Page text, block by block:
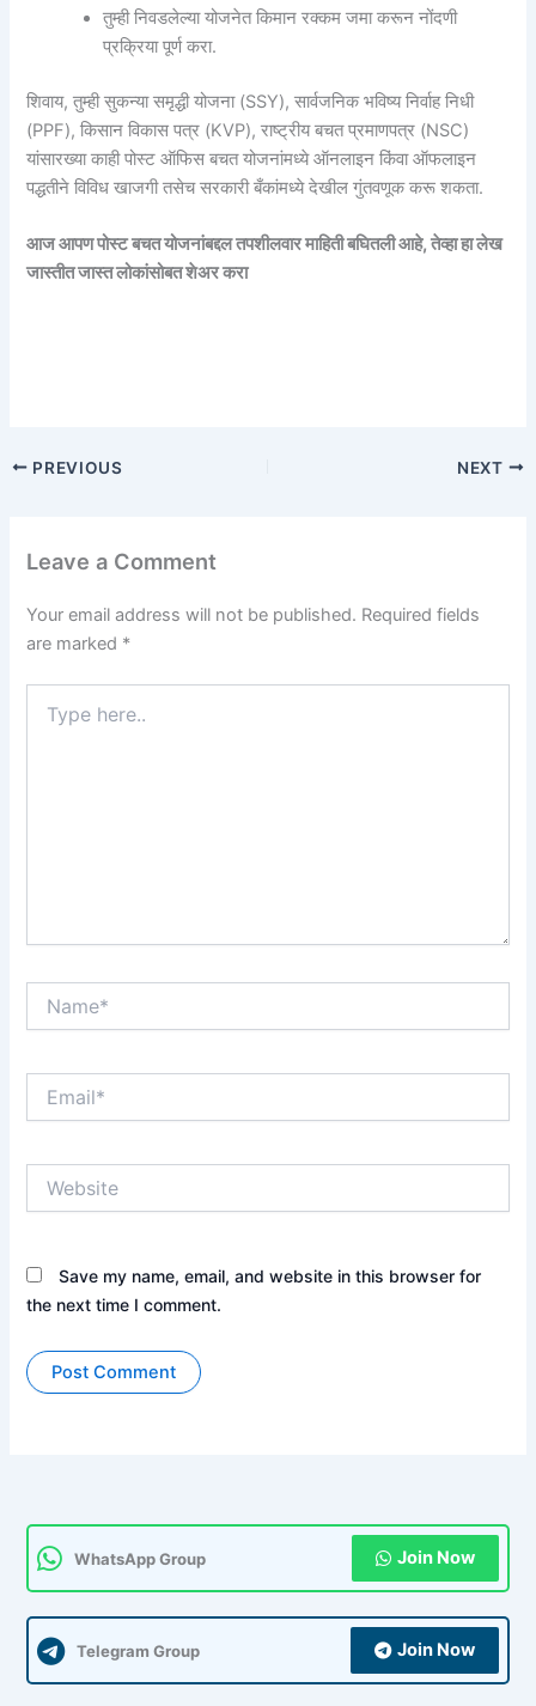
तुम्ही निवडलेल्या योजनेत किमान रक्कम जमा करून नोंदणी
प्रक्रिया पूर्ण करा.
शिवाय, तुम्ही सुकन्या समृद्धी योजना (SSY), सार्वजनिक भविष्य निर्वाह निधी
(PPF), किसान विकास पत्र (KVP), राष्ट्रीय बचत प्रमाणपत्र (NSC)
यांसारख्या काही पोस्ट ऑफिस बचत योजनांमध्ये ऑनलाइन किंवा ऑफलाइन
पद्धतीने विविध खाजगी तसेच सरकारी बँकांमध्ये देखील गुंतवणूक करू शकता.
आज आपण पोस्ट बचत योजनांबद्दल तपशीलवार माहिती बघितली आहे, तेव्हा हा लेख
जास्तीत जास्त लोकांसोबत शेअर करा
PREVIOUS NEXT
Leave a Comment
Your email address will not be published. Required fields
are marked *
here..
Save my name, email, and website in this browser for
the next time I comment.
WhatsApp Group Join Now
Telegram Group Join Now